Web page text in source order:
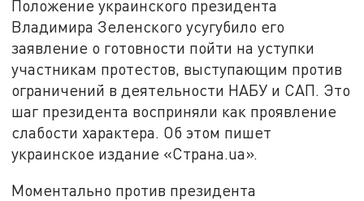
Положение украинского президента
Владимира Зеленского усугубило его
заявление о готовности пойти на уступки
участникам протестов, выступающим против
ограничений в деятельности НАБУ и САП. Это
шаг президента восприняли как проявление
слабости характера. Об этом пишет
украинское издание «Страна.ua».
Моментально против президента